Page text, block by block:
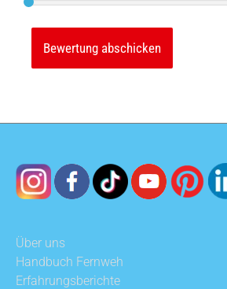
Über uns
Handbuch Fernweh
Erfahrungsberichte